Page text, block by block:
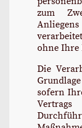
zum
ohne Ihre
Die
sofern